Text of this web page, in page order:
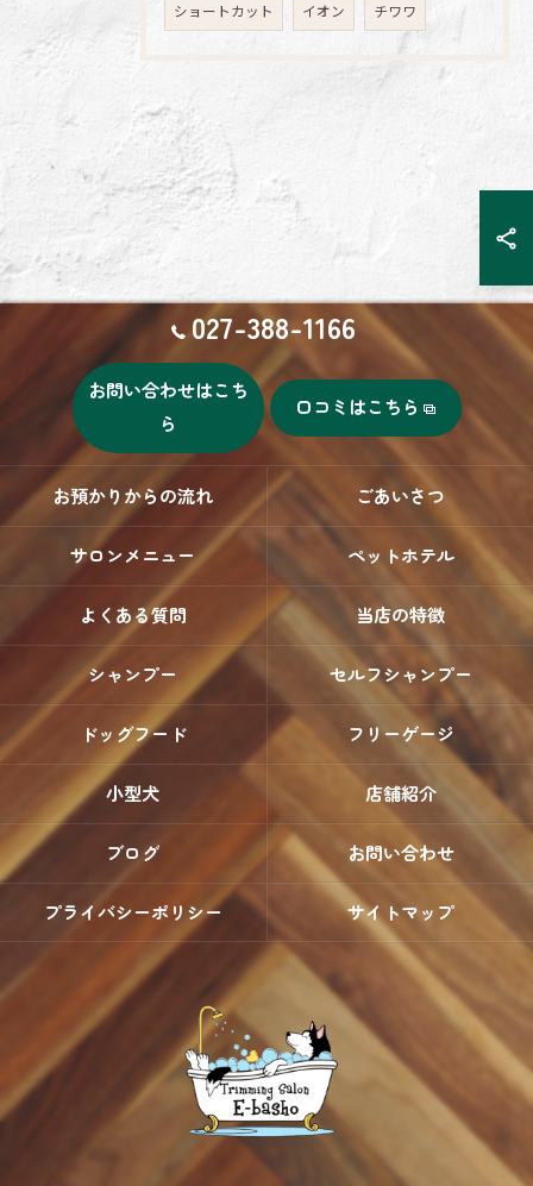
ショートカット イオン チワワ
027-388-1166
お問い合わせはこち
ら
口コミはこちら
お預かりからの流れ ごあいさつ
サロンメニュー ペットホテル
よくある質問 当店の特徴
シャンプー セルフシャンプー
ドッグフード フリーゲージ
小型犬 店舗紹介
ブログ お問い合わせ
プライバシーポリシー サイトマップ